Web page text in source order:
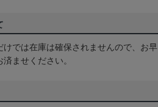
けでは在庫は確保されませんので、お早
ませください。